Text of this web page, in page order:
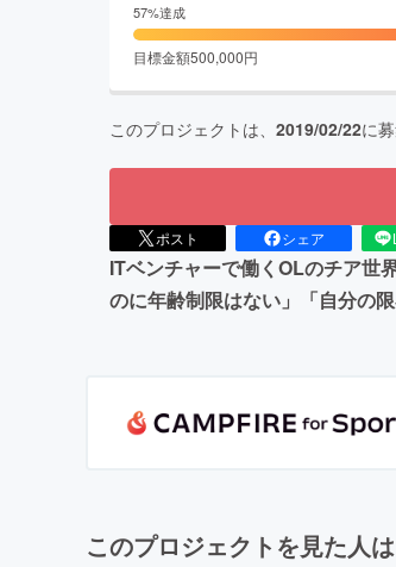
57%達成
目標金額500,000円
このプロジェクトは、 2019/02/22に
ポスト シェア
ITベンチャーで働くOLのチア世
のに年齢制限はない」「自分の
このプロジェクトを見た人